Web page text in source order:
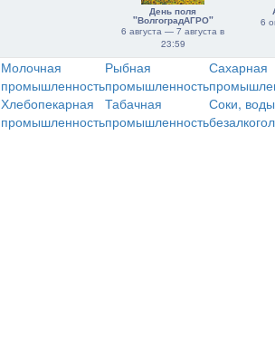
День поля
"ВолгоградАГРО"
6 августа — 7 августа в
23:59
6
Молочная
промышленность
Рыбная
промышленность
Сахарная
Хлебопекарная
промышленность
Табачная
промышленность
Соки,